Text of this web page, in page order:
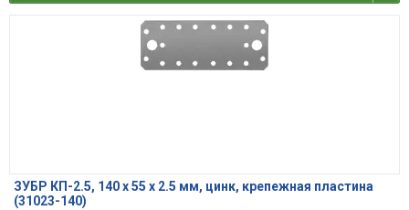
ЗУБР КП-2.5, 140 x 55 x 2.5 мм, цинк, крепежная пластина
(31023-140)